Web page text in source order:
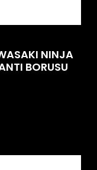
NINJA
BORUSU